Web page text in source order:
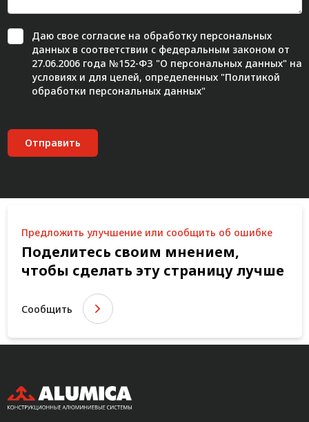
Даю свое согласиена обработку персональных
данных в соответствии с федеральным законом от
27.06.2006 года №152-ФЗ "О персональных данных" на
условиях и для целей, определенных "Политикой
обработки персональных данных"
Отправить
Предложить улучшение или сообщить об ошибке
Поделитесь своим мнением,
чтобы сделать эту страницу лучше
Сообщить